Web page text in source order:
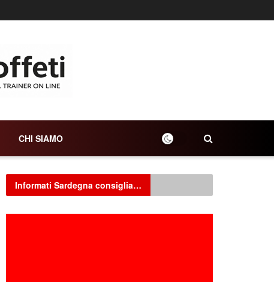
CHI SIAMO
Informati Sardegna consiglia…